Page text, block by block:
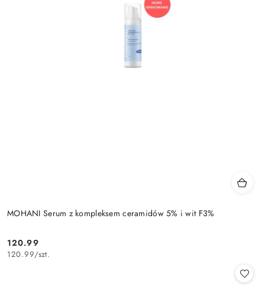
MOHANI Serum z kompleksem ceramidów 5% i wit F3%
Cena:
120.99
120.99/szt.